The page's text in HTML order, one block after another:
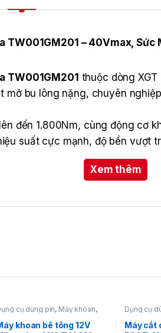
TW001GM201 – 40Vmax,
TW001GM201 thuộc dòng
mở bu lông nặng, chuyên
đến 1.800Nm, cùng động cơ
suất cực mạnh, độ bền vượt
Xem thêm
cụ dùng pin, Máy khoan,
Máy khoan bê tông
Máy khoan
tông dùng pin 12V,
khoan bê tông 12V
Dụng cụ
cắt gạch
loại dùng
pin,Máy
Máy cắt